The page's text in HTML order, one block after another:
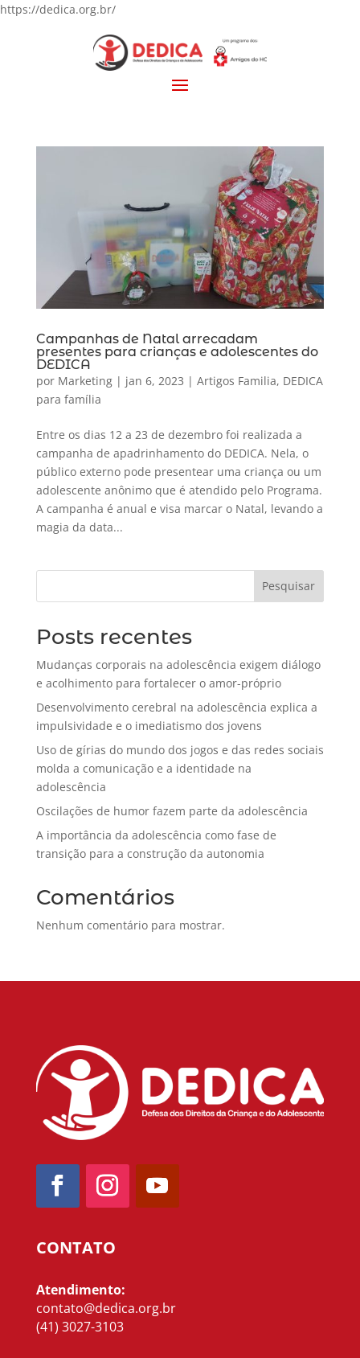
https://dedica.org.br/
Campanhas de Natal arrecadam
presentes para crianças e adolescentes do
DEDICA
por Marketing| jan 6, 2023 | Artigos Familia, DEDICA
para família
Entre os dias 12 a 23 de dezembro foi realizada a
campanha de apadrinhamento do DEDICA. Nela, o
público externo pode presentear uma criança ou um
adolescente anônimo que é atendido pelo Programa.
A campanha é anual e visa marcar o Natal, levando a
magia da data...
Pesquisar
Posts recentes
Mudanças corporais na adolescência exigem diálogo
e acolhimento para fortalecer o amor-próprio
Desenvolvimento cerebral na adolescência explica a
impulsividade e o imediatismo dos jovens
Uso de gírias do mundo dos jogos e das redes sociais
molda a comunicação e a identidade na
adolescência
Oscilações de humor fazem parte da adolescência
A importância da adolescência como fase de
transição para a construção da autonomia
Comentários
Nenhum comentário para mostrar.
CONTATO
Atendimento:
contato@dedica.org.br
(41) 3027-3103